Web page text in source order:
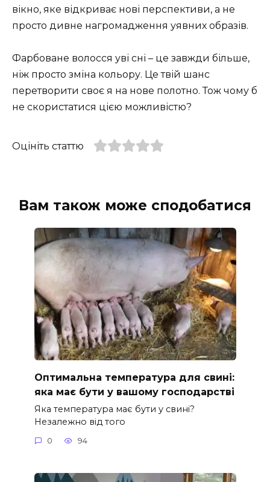
вікно, яке відкриває нові перспективи, а не
просто дивне нагромадження уявних образів.
Фарбоване волосся уві сні – це завжди більше,
ніж просто зміна кольору. Це твій шанс
перетворити своє я на нове полотно. Тож чому б
не скористатися цією можливістю?
Оцініть статтю
Вам також може сподобатися
Оптимальна температура для свині:
яка має бути у вашому господарстві
Яка температура має бути у свині?
Незалежно від того
0 94